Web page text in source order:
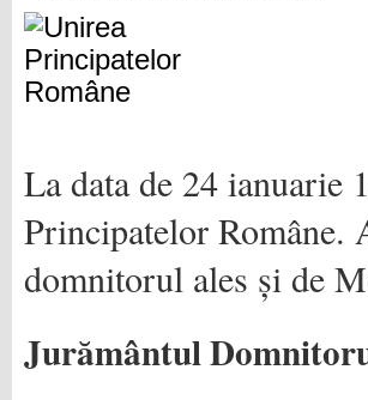
La data de 24 ianuarie
Principatelor Române.
domnitorul ales și de
Jurământul